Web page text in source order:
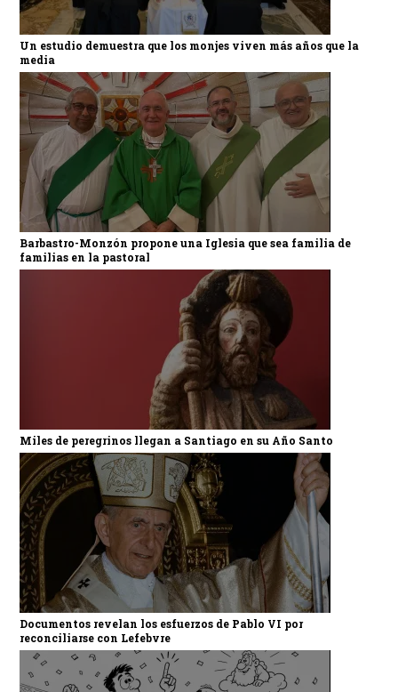
Un estudio demuestra que los monjes viven más años que la
media
Barbastro-Monzón propone una Iglesia que sea familia de
familias en la pastoral
Miles de peregrinos llegan a Santiago en su Año Santo
Documentos revelan los esfuerzos de Pablo VI por
reconciliarse con Lefebvre